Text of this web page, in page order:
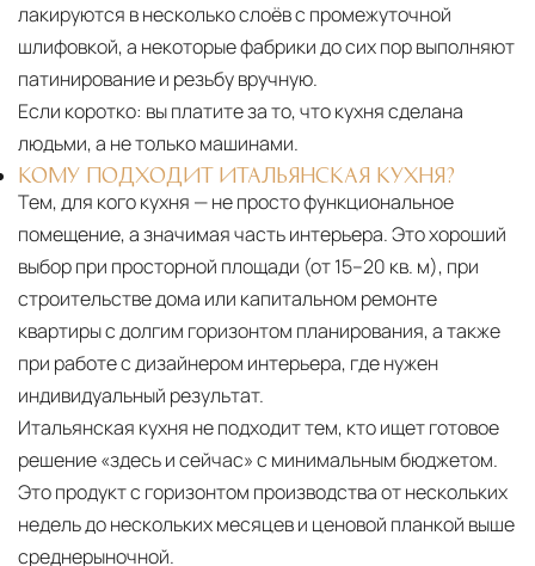
лакируются в несколько слоёв с промежуточной
шлифовкой, а некоторые фабрики до сих пор выполняют
патинирование и резьбу вручную.
Если коротко: вы платите за то, что кухня сделана
людьми, а не только машинами.
КОМУ ПОДХОДИТ ИТАЛЬЯНСКАЯ КУХНЯ?
Тем, для кого кухня — не просто функциональное
помещение, а значимая часть интерьера. Это хороший
выбор при просторной площади (от 15–20 кв. м), при
строительстве дома или капитальном ремонте
квартиры с долгим горизонтом планирования, а также
при работе с дизайнером интерьера, где нужен
индивидуальный результат.
Итальянская кухня не подходит тем, кто ищет готовое
решение «здесь и сейчас» с минимальным бюджетом.
Это продукт с горизонтом производства от нескольких
недель до нескольких месяцев и ценовой планкой выше
среднерыночной.